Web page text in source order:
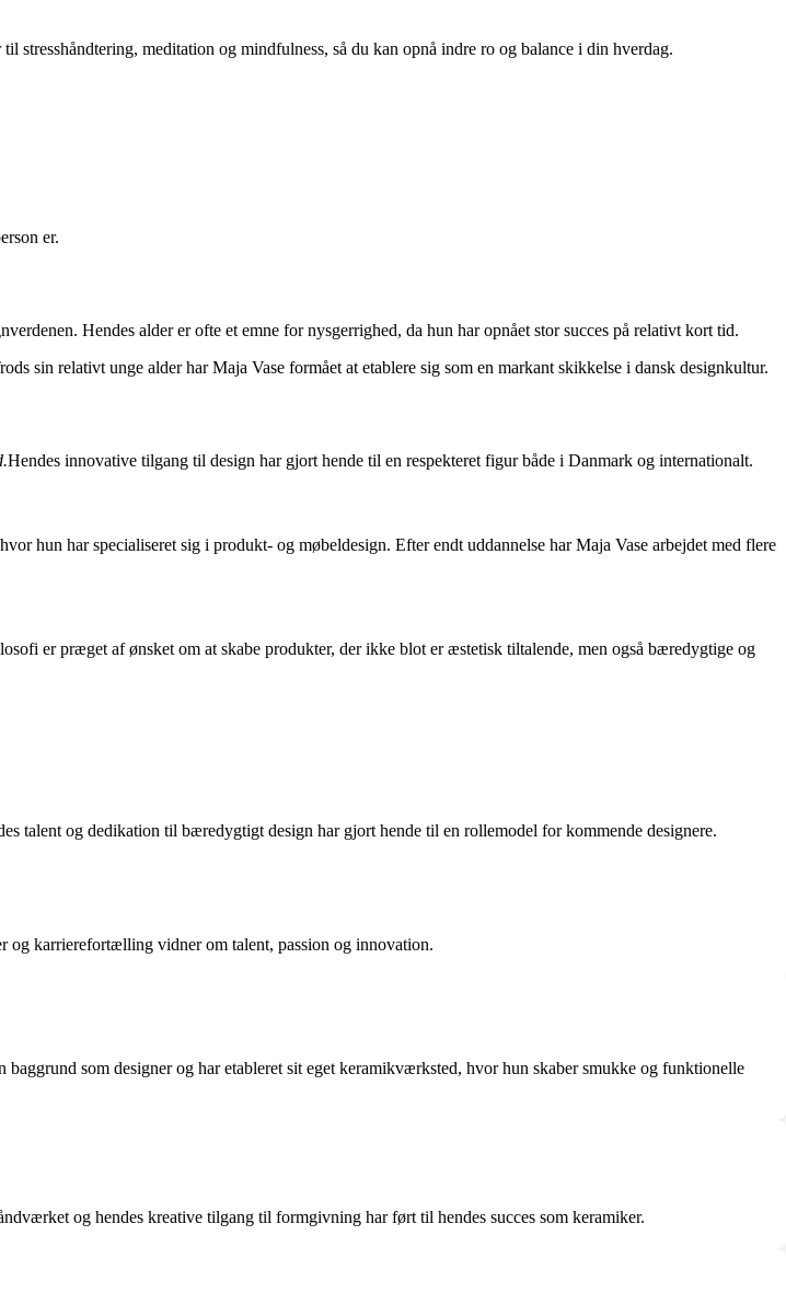
meditation og mindfulness, så du kan opnå indre ro og balance i din hverdag.
er.
Hendes alder er ofte et emne for nysgerrighed, da hun har opnået stor succes på relativt kort tid.
sin relativt unge alder har Maja Vase formået at etablere sig som en markant skikkelse i dansk designkultur.
Hendes innovative tilgang til design har gjort hende til en respekteret figur både i Danmark og internationalt.
hun har specialiseret sig i produkt- og møbeldesign. Efter endt uddannelse har Maja Vase arbejdet med flere
er præget af ønsket om at skabe produkter, der ikke blot er æstetisk tiltalende, men også bæredygtige og
talent og dedikation til bæredygtigt design har gjort hende til en rollemodel for kommende designere.
og karrierefortælling vidner om talent, passion og innovation.
som designer og har etableret sit eget keramikværksted, hvor hun skaber smukke og funktionelle
og hendes kreative tilgang til formgivning har ført til hendes succes som keramiker.